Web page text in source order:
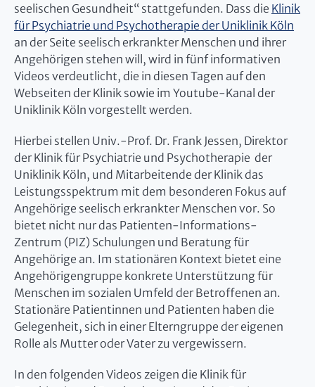
seelischen Gesundheit“ stattgefunden. Dass die Klinik
für Psychiatrie und Psychotherapie der Uniklinik Köln
an der Seite seelisch erkrankter Menschen und ihrer
Angehörigen stehen will, wird in fünf informativen
Videos verdeutlicht, die in diesen Tagen auf den
Webseiten der Klinik sowie im Youtube-Kanal der
Uniklinik Köln vorgestellt werden.
Hierbei stellen Univ.-Prof. Dr. Frank Jessen, Direktor
der Klinik für Psychiatrie und Psychotherapie der
Uniklinik Köln, und Mitarbeitende der Klinik das
Leistungsspektrum mit dem besonderen Fokus auf
Angehörige seelisch erkrankter Menschen vor. So
bietet nicht nur das Patienten-Informations-
Zentrum (PIZ) Schulungen und Beratung für
Angehörige an. Im stationären Kontext bietet eine
Angehörigengruppe konkrete Unterstützung für
Menschen im sozialen Umfeld der Betroffenen an.
Stationäre Patientinnen und Patienten haben die
Gelegenheit, sich in einer Elterngruppe der eigenen
Rolle als Mutter oder Vater zu vergewissern.
In den folgenden Videos zeigen die Klinik für